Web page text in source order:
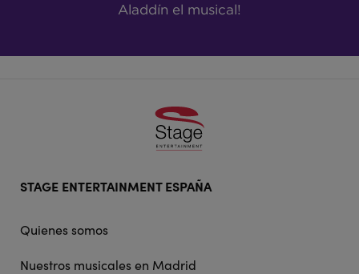
Aladdín el musical!
STAGE ENTERTAINMENT ESPAÑA
Quienes somos
Nuestros musicales en Madrid